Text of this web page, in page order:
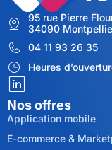
95 rue Pierre
34090
04 11 93 26 35
Heures
Nos offres
Application mobile
E-commerce &